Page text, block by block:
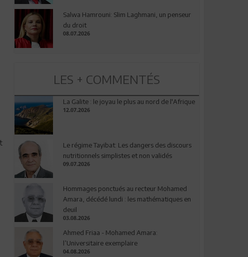
Salwa Hamrouni: Slim Laghmani, un penseur
du droit
08.07.2026
LES + COMMENTÉS
La Galite : le joyau le plus au nord de l'Afrique
12.07.2026
Le régime Tayibat: Les dangers des discours
nutritionnels simplistes et non validés
09.07.2026
Hommages ponctués au recteur Mohamed
Amara, décédé lundi : les mathématiques en
deuil
03.08.2026
Ahmed Friaa - Mohamed Amara:
l’Universitaire exemplaire
04.08.2026